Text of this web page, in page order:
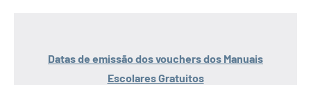
Datas de emissão dos vouchers dos Manuais
Escolares Gratuitos